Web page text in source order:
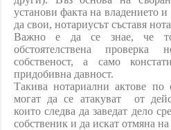
установи факта на владението
да свои, нотариусът съставя
Важно е да се знае, че
обстоятелствена
собственост, а само
придобивна давност.
Такива нотариални актове по
могат да се атакуват от
които следва да заведат дело
собственик и да искат отмяна